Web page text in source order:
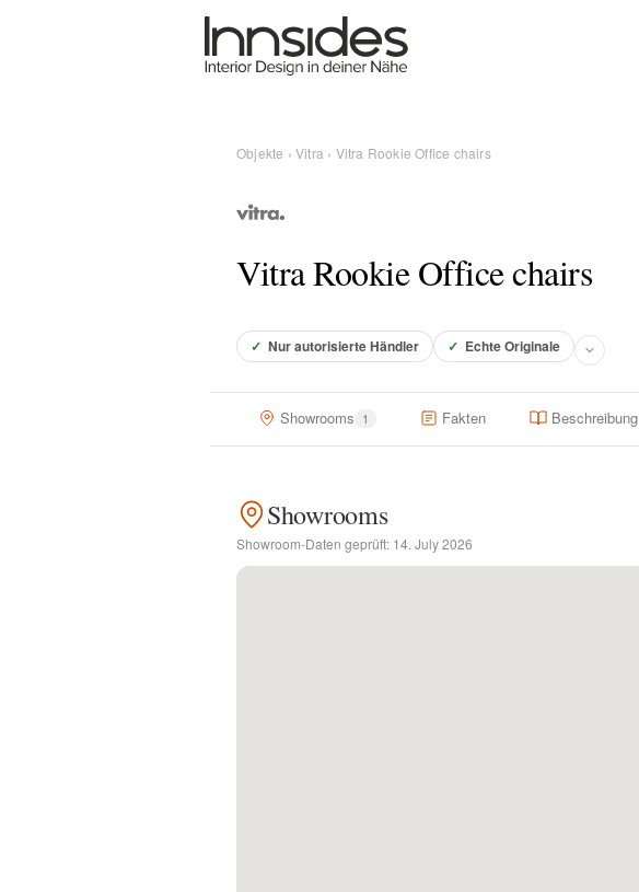
Objekte ›Vitra › Vitra Rookie Office chairs
Vitra Rookie Office chairs
✓ Nur autorisierte Händler ✓ Echte Originale
Showrooms 1 Fakten Beschreibung
Showrooms
Showroom-Daten geprüft: 14. July 2026